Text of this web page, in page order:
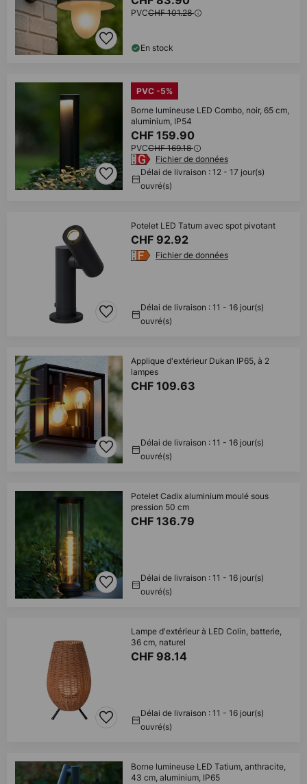
PVCCHF 101.28
En stock
PVC -5%
Borne lumineuse LED Combo, noir, 65 cm,
aluminium, IP54
CHF 159.90
PVCCHF 169.18
Fichier de données
Délai de livraison : 12 - 17 jour(s)
ouvré(s)
Potelet LED Tatum avec spot pivotant
CHF 92.92
Fichier de données
Délai de livraison : 11 - 16 jour(s)
ouvré(s)
Applique d'extérieur Dukan IP65, à 2
lampes
CHF 109.63
Délai de livraison : 11 - 16 jour(s)
ouvré(s)
Potelet Cadix aluminium moulé sous
pression 50 cm
CHF 136.79
Délai de livraison : 11 - 16 jour(s)
ouvré(s)
Lampe d'extérieur à LED Colin, batterie,
36 cm, naturel
CHF 98.14
Délai de livraison : 11 - 16 jour(s)
ouvré(s)
Borne lumineuse LED Tatium, anthracite,
43 cm, aluminium, IP65